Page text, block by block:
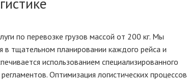
по перевозке грузов массой от 200 кг. Мы
тщательном планировании каждого рейса и
использованием специализированного
Оптимизация логистических процессов